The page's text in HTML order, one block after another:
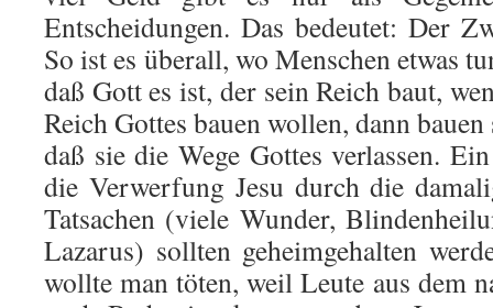
Entscheidungen. Das bedeutet: Der
So ist es überall, wo Menschen etwas
daß Gott es ist, der sein Reich baut,
Reich Gottes bauen wollen, dann
daß sie die Wege Gottes verlassen.
die Verwerfung Jesu durch die
Tatsachen (viele Wunder,
Lazarus) sollten geheimgehalten
wollte man töten, weil Leute aus dem